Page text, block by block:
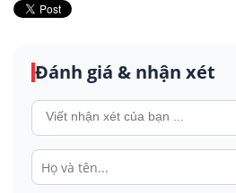
Đánh giá & nhận xét